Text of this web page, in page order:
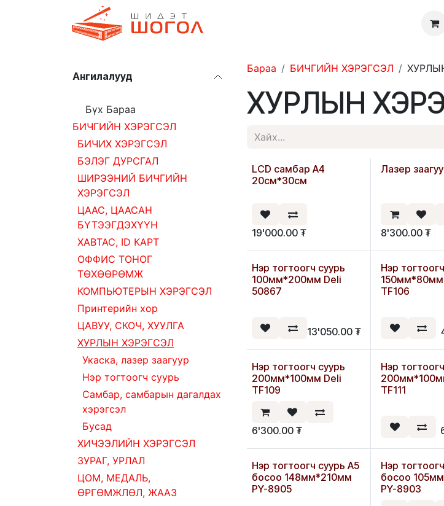
Хямдрал
Ангилалууд
Бүх Бараа
БИЧГИЙН ХЭРЭГСЭЛ
БИЧИХ ХЭРЭГСЭЛ
БЭЛЭГ ДУРСГАЛ
ШИРЭЭНИЙ БИЧГИЙН
ХЭРЭГСЭЛ
ЦААС, ЦААСАН
БҮТЭЭГДЭХҮҮН
ХАВТАС, ID КАРТ
ОФФИС ТОНОГ
ТӨХӨӨРӨМЖ
КОМПЬЮТЕРЫН ХЭРЭГСЭЛ
Принтерийн хор
ЦАВУУ, СКОЧ, ХУУЛГА
ХУРЛЫН ХЭРЭГСЭЛ
Укаска, лазер заагуур
Нэр тогтоогч суурь
Самбар, самбарын дагалдах
хэрэгсэл
Бусад
ХИЧЭЭЛИЙН ХЭРЭГСЭЛ
ЗУРАГ, УРЛАЛ
ЦОМ, МЕДАЛЬ,
ӨРГӨМЖЛӨЛ, ЖААЗ
Бараа БИЧГИЙН ХЭРЭГСЭЛ
ХУРЛЫН
LCD самбар А4
20см*30см
19'000.00 ₮
Шинэ
Лазер
8'300.00 ₮
Нэр тогтоогч суурь
100мм*200мм Deli
50867
13'050.00 ₮
Шинэ
Нэр
150мм*80мм
TF106
Нэр тогтоогч суурь
200мм*100мм Deli
TF109
6'300.00 ₮
Шинэ
Нэр
TF111
Нэр тогтоогч суурь А5
босоо 148мм*210мм
PY-8905
Нэр
босоо
PY-8903